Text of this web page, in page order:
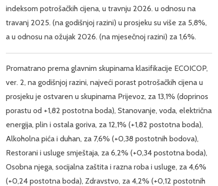
indeksom potrošačkih cijena, u travnju 2026. u odnosu na
travanj 2025. (na godišnjoj razini) u prosjeku su više za 5,8%,
a u odnosu na ožujak 2026. (na mjesečnoj razini) za 1,6%.
Promatrano prema glavnim skupinama klasifikacije ECOICOP,
ver. 2, na godišnjoj razini, najveći porast potrošačkih cijena u
prosjeku je ostvaren u skupinama Prijevoz, za 13,1% (doprinos
porastu od +1,82 postotna boda), Stanovanje, voda, električna
energija, plin i ostala goriva, za 12,1% (+1,82 postotna boda),
Alkoholna pića i duhan, za 7,6% (+0,38 postotnih bodova),
Restorani i usluge smještaja, za 6,2% (+0,34 postotna boda),
Osobna njega, socijalna zaštita i razna roba i usluge, za 4,6%
(+0,24 postotna boda), Zdravstvo, za 4,2% (+0,12 postotnih